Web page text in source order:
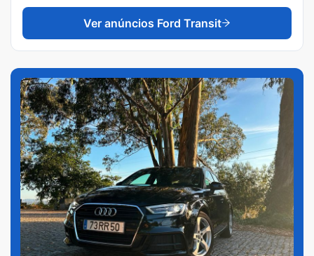
Ver anúncios Ford Transit